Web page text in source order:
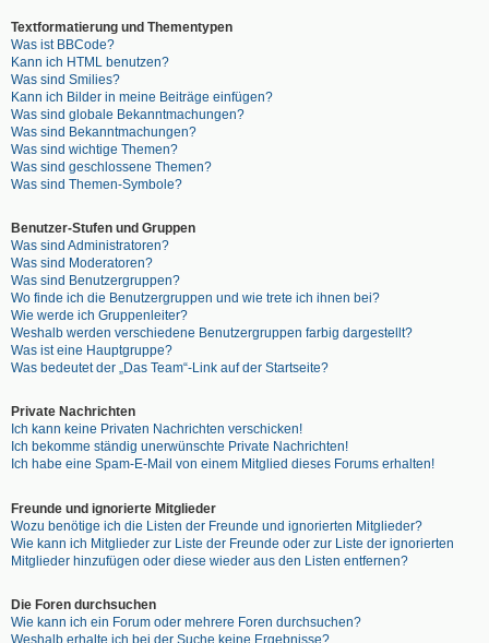
Textformatierung und Thementypen
Was ist BBCode?
Kann ich HTML benutzen?
Was sind Smilies?
Kann ich Bilder in meine Beiträge einfügen?
Was sind globale Bekanntmachungen?
Was sind Bekanntmachungen?
Was sind wichtige Themen?
Was sind geschlossene Themen?
Was sind Themen-Symbole?
Benutzer-Stufen und Gruppen
Was sind Administratoren?
Was sind Moderatoren?
Was sind Benutzergruppen?
Wo finde ich die Benutzergruppen und wie trete ich ihnen bei?
Wie werde ich Gruppenleiter?
Weshalb werden verschiedene Benutzergruppen farbig dargestellt?
Was ist eine Hauptgruppe?
Was bedeutet der „Das Team“-Link auf der Startseite?
Private Nachrichten
Ich kann keine Privaten Nachrichten verschicken!
Ich bekomme ständig unerwünschte Private Nachrichten!
Ich habe eine Spam-E-Mail von einem Mitglied dieses Forums erhalten!
Freunde und ignorierte Mitglieder
Wozu benötige ich die Listen der Freunde und ignorierten Mitglieder?
Wie kann ich Mitglieder zur Liste der Freunde oder zur Liste der ignorierten
Mitglieder hinzufügen oder diese wieder aus den Listen entfernen?
Die Foren durchsuchen
Wie kann ich ein Forum oder mehrere Foren durchsuchen?
Weshalb erhalte ich bei der Suche keine Ergebnisse?